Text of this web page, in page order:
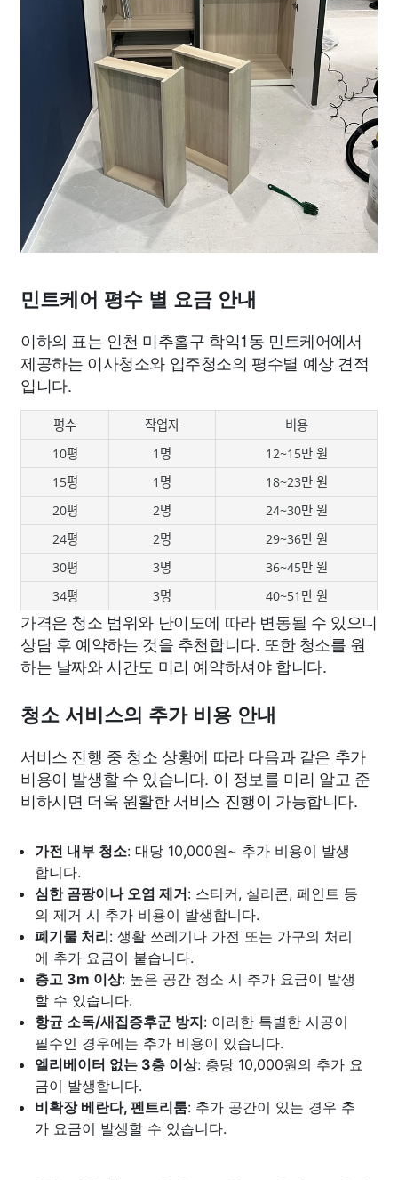
민트케어 평수 별 요금 안내
이하의 표는 인천 미추홀구 학익1동 민트케어에서
제공하는 이사청소와 입주청소의 평수별 예상 견적
입니다.
평수 작업자
비용
10평
1명
12~15만 원
15평
1명
18~23만 원
20평
2명
24~30만 원
24평
2명
29~36만 원
30평
3명
36~45만 원
34평
3명 40~51만 원
가격은 청소 범위와 난이도에 따라 변동될 수 있으니
상담 후 예약하는 것을 추천합니다. 또한 청소를 원
하는 날짜와 시간도 미리 예약하셔야 합니다.
청소 서비스의 추가 비용 안내
서비스 진행 중 청소 상황에 따라 다음과 같은 추가
비용이 발생할 수 있습니다. 이 정보를 미리 알고 준
비하시면 더욱 원활한 서비스 진행이 가능합니다.
가전 내부 청소: 대당 10,000원~ 추가 비용이 발생
합니다.
심한 곰팡이나 오염 제거: 스티커, 실리콘, 페인트 등
의 제거 시 추가 비용이 발생합니다.
폐기물 처리: 생활 쓰레기나 가전 또는 가구의 처리
에 추가 요금이 붙습니다.
층고 3m 이상: 높은 공간 청소 시 추가 요금이 발생
할 수 있습니다.
항균 소독/새집증후군 방지: 이러한 특별한 시공이
필수인 경우에는 추가 비용이 있습니다.
엘리베이터 없는 3층 이상: 층당 10,000원의 추가 요
금이 발생합니다.
비확장 베란다, 펜트리룸: 추가 공간이 있는 경우 추
가 요금이 발생할 수 있습니다.